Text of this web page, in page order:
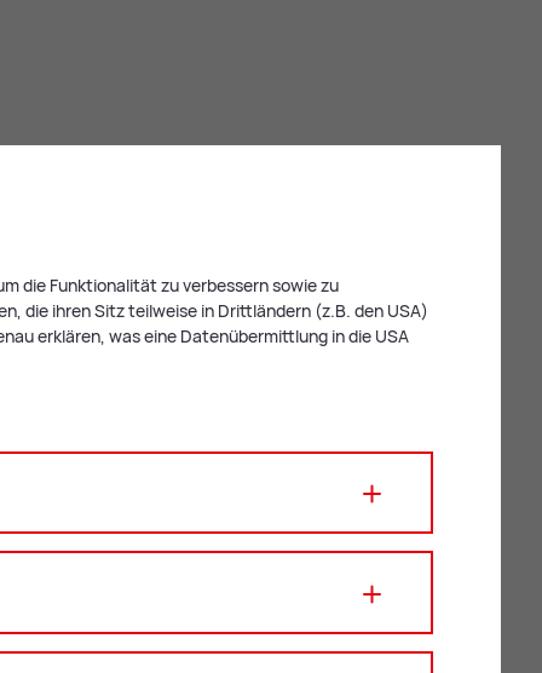
die Funktionalität zu verbessern sowie zu
die ihren Sitz teilweise in Drittländern (z.B. den USA)
erklären, was eine Datenübermittlung in die USA